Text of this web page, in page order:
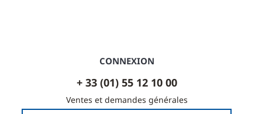
CONNEXION
+ 33 (01) 55 12 10 00
Ventes et demandes générales